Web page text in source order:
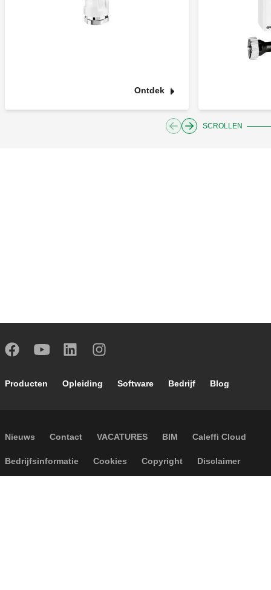
Ontdek
SCROLLEN
Footer main navigation
Producten Opleiding Software Bedrijf Blog
Footer secondary navigation
Nieuws Contact VACATURES BIM Caleffi Cloud
Footer menu
Bedrijfsinformatie Cookies Copyright Disclaimer